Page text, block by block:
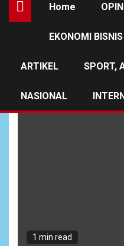
Home
EKONOMI BISNIS
ARTIKEL SPORT,
NASIONAL
1 min read